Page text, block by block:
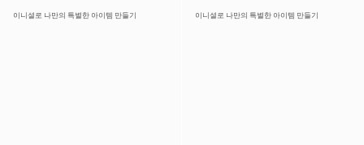
이니셜로 나만의 특별한 아이템 만들기 이니셜로 나만의 특별한 아이템 만들기